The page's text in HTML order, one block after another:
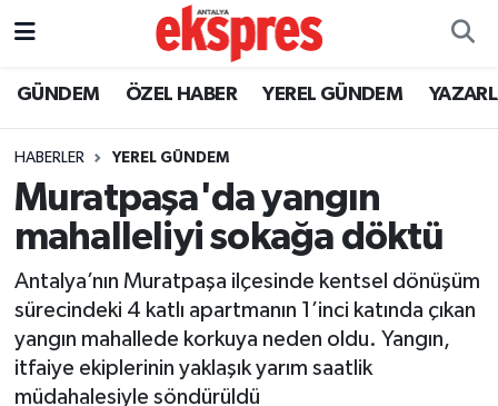
GÜNDEM ÖZEL HABER YEREL GÜNDEM
HABERLER YEREL GÜNDEM
Muratpaşa'da yangın
mahalleliyi sokağa döktü
Antalya’nın Muratpaşa ilçesinde kentsel dönüşüm
sürecindeki 4 katlı apartmanın 1’inci katında çıkan
yangın mahallede korkuya neden oldu. Yangın,
itfaiye ekiplerinin yaklaşık yarım saatlik
müdahalesiyle söndürüldü
ÖZEL HABER
YEREL GÜNDEM
EKONOMİ
KÜLTÜR - SANAT
SPOR
Nöbetçi Eczaneler
Trafik Durumu
Süper Lig Puan Durumu ve Fikstür
Tüm Manşetler
Son Dakika Haberleri